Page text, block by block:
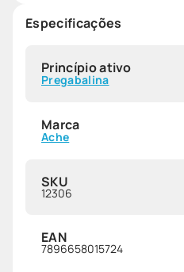
Especificações
Princípio ativo
Pregabalina
Marca
Ache
SKU
12306
EAN
7896658015724